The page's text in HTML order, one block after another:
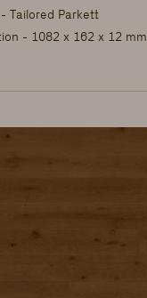
Tailored Parkett
- 1082 x 162 x 12 mm